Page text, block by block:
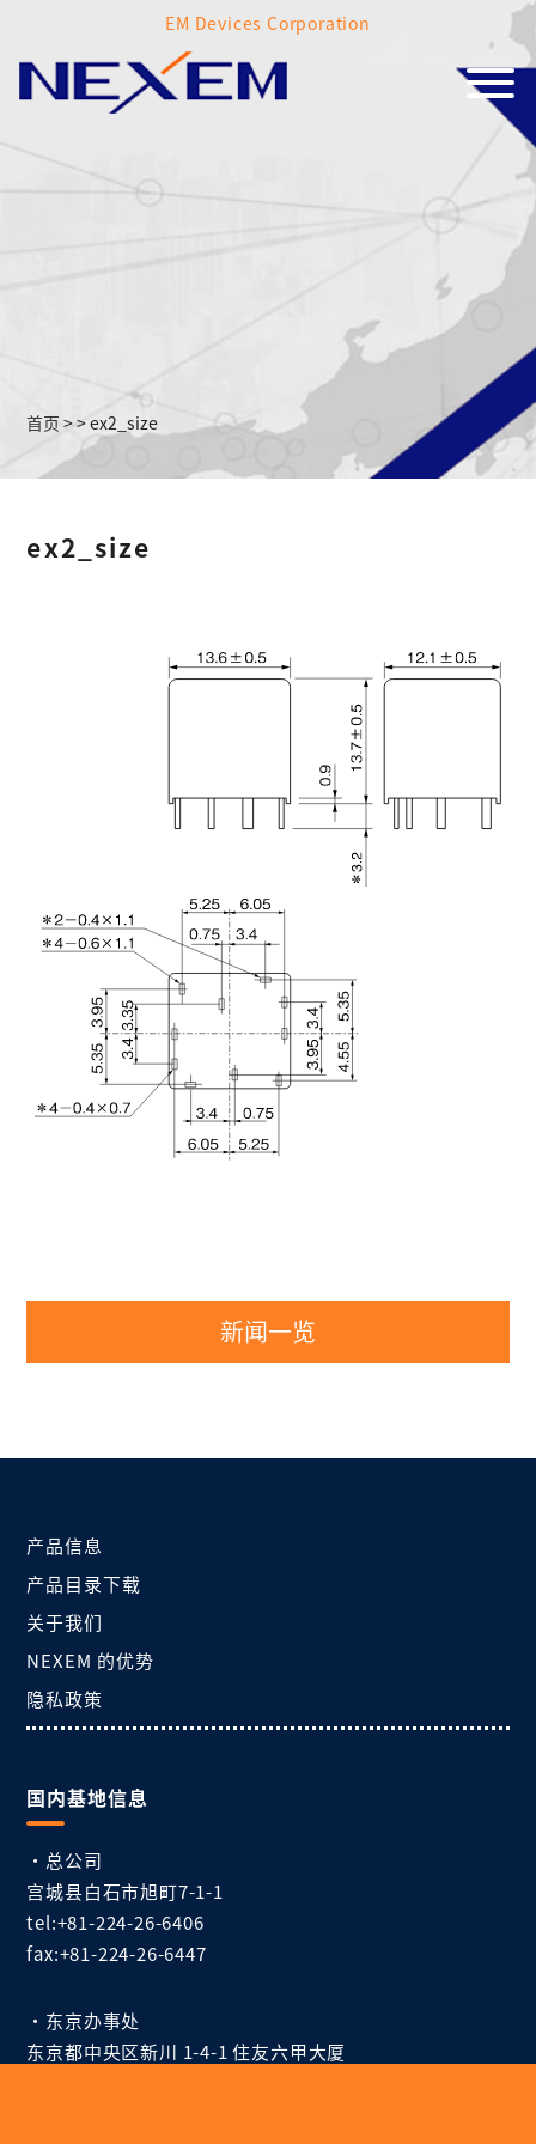
EM Devices Corporation
首页 >>ex2_size
ex2_size
新闻一览
产品信息
产品目录下载
关于我们
NEXEM 的优势
隐私政策
国内基地信息
・总公司
宫城县白石市旭町7-1-1
tel:+81-224-26-6406
fax:+81-224-26-6447
・东京办事处
东京都中央区新川 1-4-1 住友六甲大厦